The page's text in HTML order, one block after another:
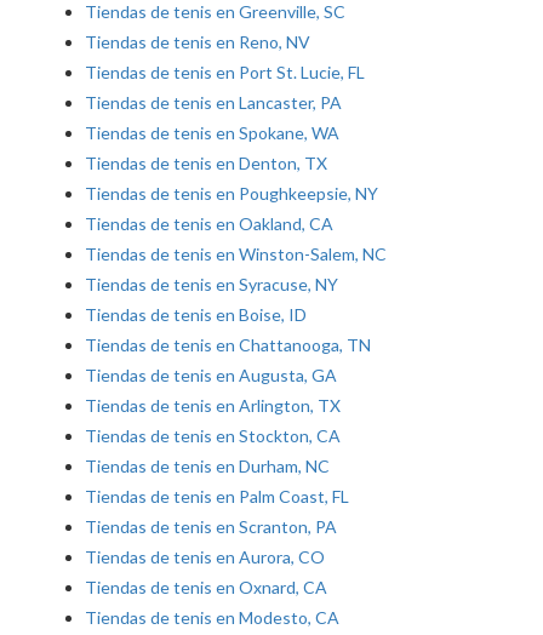
Tiendas de tenis en Greenville, SC
Tiendas de tenis en Reno, NV
Tiendas de tenis en Port St. Lucie, FL
Tiendas de tenis en Lancaster, PA
Tiendas de tenis en Spokane, WA
Tiendas de tenis en Denton, TX
Tiendas de tenis en Poughkeepsie, NY
Tiendas de tenis en Oakland, CA
Tiendas de tenis en Winston-Salem, NC
Tiendas de tenis en Syracuse, NY
Tiendas de tenis en Boise, ID
Tiendas de tenis en Chattanooga, TN
Tiendas de tenis en Augusta, GA
Tiendas de tenis en Arlington, TX
Tiendas de tenis en Stockton, CA
Tiendas de tenis en Durham, NC
Tiendas de tenis en Palm Coast, FL
Tiendas de tenis en Scranton, PA
Tiendas de tenis en Aurora, CO
Tiendas de tenis en Oxnard, CA
Tiendas de tenis en Modesto, CA